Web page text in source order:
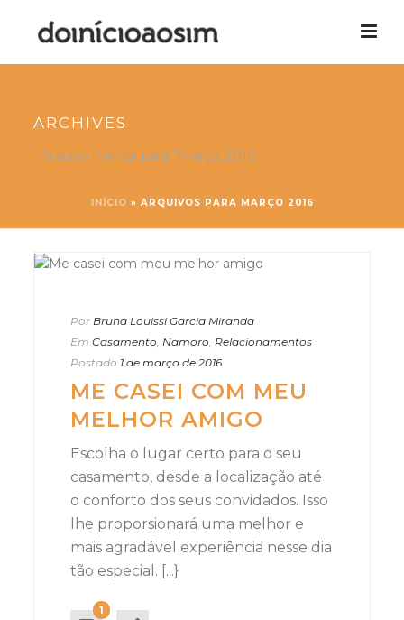
ARCHIVES
Arquivo mensal para: "março, 2016"
INÍCIO » ARQUIVOS PARA MARÇO 2016
Por Bruna Louissi Garcia Miranda
Em Casamento Namoro Relacionamentos
Postado 1 de março de 2016
ME CASEI COM MEU
MELHOR AMIGO
Escolha o lugar certo para o seu
casamento, desde a localização até
o conforto dos seus convidados. Isso
lhe proporsionará uma melhor e
mais agradável experiência nesse dia
tão especial. [...}
1